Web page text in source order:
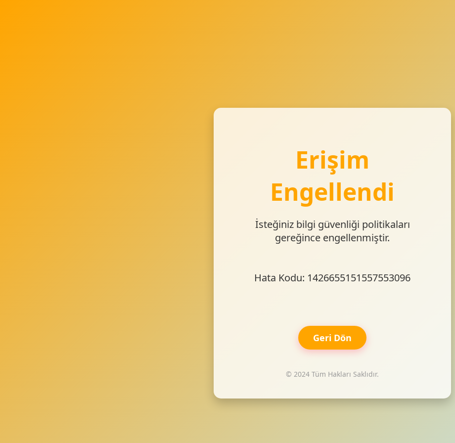
Erişim
Engellendi
İsteğiniz bilgi güvenliği politikaları
gereğince engellenmiştir.
Hata Kodu: 1426655151557553096
Geri Dön
© 2024 Tüm Hakları Saklıdır.